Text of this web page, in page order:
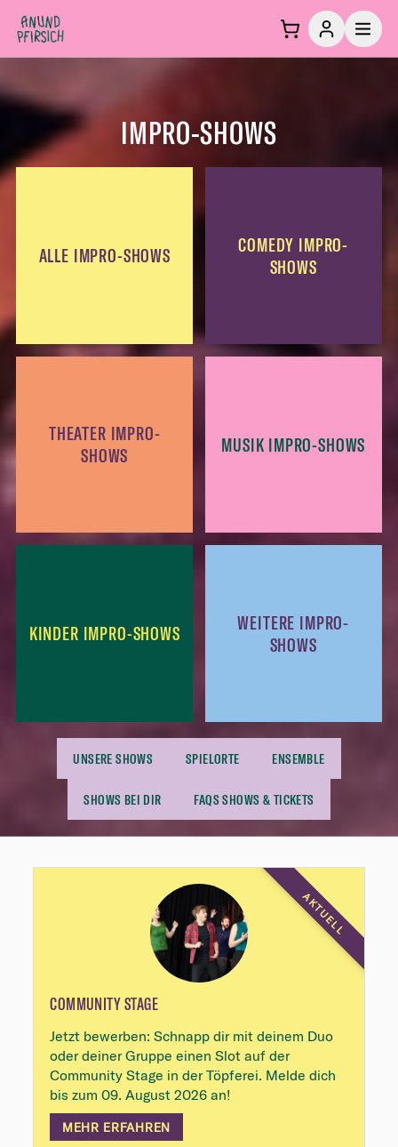
Zum Inhalt springen
IMPRO-SHOWS
ALLE IMPRO-SHOWS
COMEDY IMPRO-
SHOWS
THEATER IMPRO-
SHOWS
MUSIK IMPRO-SHOWS
KINDER IMPRO-SHOWS
WEITERE IMPRO-
SHOWS
UNSERE SHOWS SPIELORTE ENSEMBLE
SHOWS BEI DIR FAQS SHOWS & TICKETS
AKTUELL
COMMUNITY STAGE
Jetzt bewerben: Schnapp dir mit deinem Duo
oder deiner Gruppe einen Slot auf der
Community Stage in der Töpferei. Melde dich
bis zum 09. August 2026 an!
MEHR ERFAHREN